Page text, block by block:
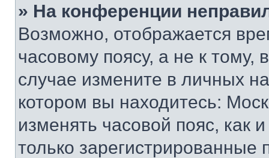
» На конференции
Возможно, отображается
часовому поясу, а не к тому,
случае измените в личных
котором вы находитесь:
изменять часовой пояс, как
только